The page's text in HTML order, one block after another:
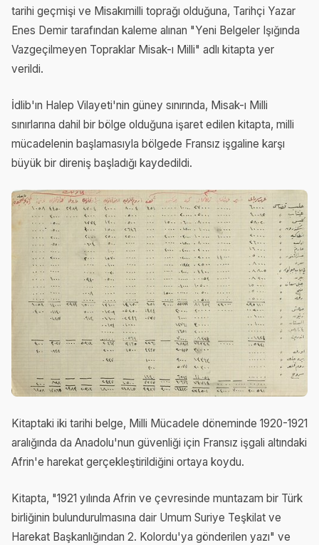
tarihi geçmişi ve Misakımilli toprağı olduğuna, Tarihçi Yazar
Enes Demir tarafından kaleme alınan "Yeni Belgeler Işığında
Vazgeçilmeyen Topraklar Misak-ı Milli" adlı kitapta yer
verildi.
İdlib'ın Halep Vilayeti'nin güney sınırında, Misak-ı Milli
sınırlarına dahil bir bölge olduğuna işaret edilen kitapta, milli
mücadelenin başlamasıyla bölgede Fransız işgaline karşı
büyük bir direniş başladığı kaydedildi.
Kitaptaki iki tarihi belge, Milli Mücadele döneminde 1920-1921
aralığında da Anadolu'nun güvenliği için Fransız işgali altındaki
Afrin'e harekat gerçekleştirildiğini ortaya koydu.
Kitapta, "1921 yılında Afrin ve çevresinde muntazam bir Türk
birliğinin bulundurulmasına dair Umum Suriye Teşkilat ve
Harekat Başkanlığından 2. Kolordu'ya gönderilen yazı" ve